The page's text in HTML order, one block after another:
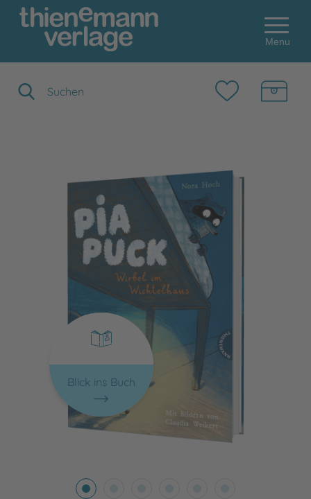
Menu
Blick ins Buch